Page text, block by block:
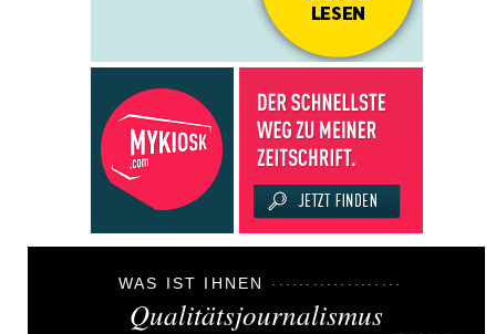
WAS IST IHNEN
Qualitätsjournalismus